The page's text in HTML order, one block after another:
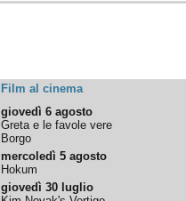
Film al cinema
giovedì 6 agosto
Greta e le favole vere
Borgo
mercoledì 5 agosto
Hokum
giovedì 30 luglio